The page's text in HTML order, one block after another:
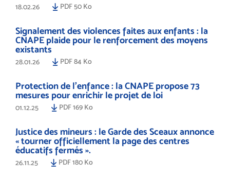
18.02.26 PDF 50 Ko
Signalement des violences faites aux enfants : la
CNAPE plaide pour le renforcement des moyens
existants
28.01.26 PDF 84 Ko
Protection de l’enfance : la CNAPE propose 73
mesures pour enrichir le projet de loi
01.12.25 PDF 169 Ko
Justice des mineurs : le Garde des Sceaux annonce
« tourner officiellement la page des centres
éducatifs fermés ».
26.11.25 PDF 180 Ko